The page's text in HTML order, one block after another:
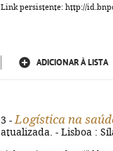
Link persistente: http://
ADICIONAR À LISTA
3 - Logística na
atualizada. - Lisboa :